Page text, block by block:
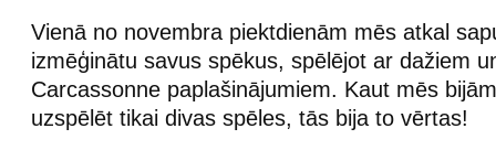
Vienā no novembra piektdienām mēs atkal
izmēģinātu savus spēkus, spēlējot ar dažiem
Carcassonne paplašinājumiem. Kaut mēs
uzspēlēt tikai divas spēles, tās bija to vērtas!